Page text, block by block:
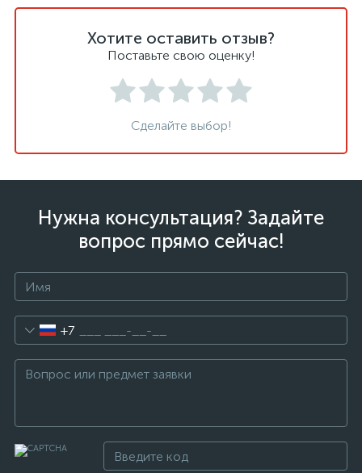
Хотите оставить отзыв?
Поставьте свою оценку!
Сделайте выбор!
Нужна консультация? Задайте
вопрос прямо сейчас!
+7